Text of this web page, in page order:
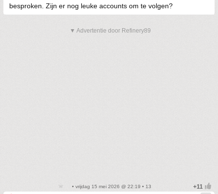
besproken. Zijn er nog leuke accounts om te volgen?
▼ Advertentie door Refinery89
• vrijdag 15 mei 2026 @ 22:19 • 13